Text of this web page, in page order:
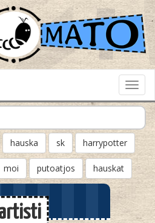
hauska sk harrypotter
moi putoatjos hauskat